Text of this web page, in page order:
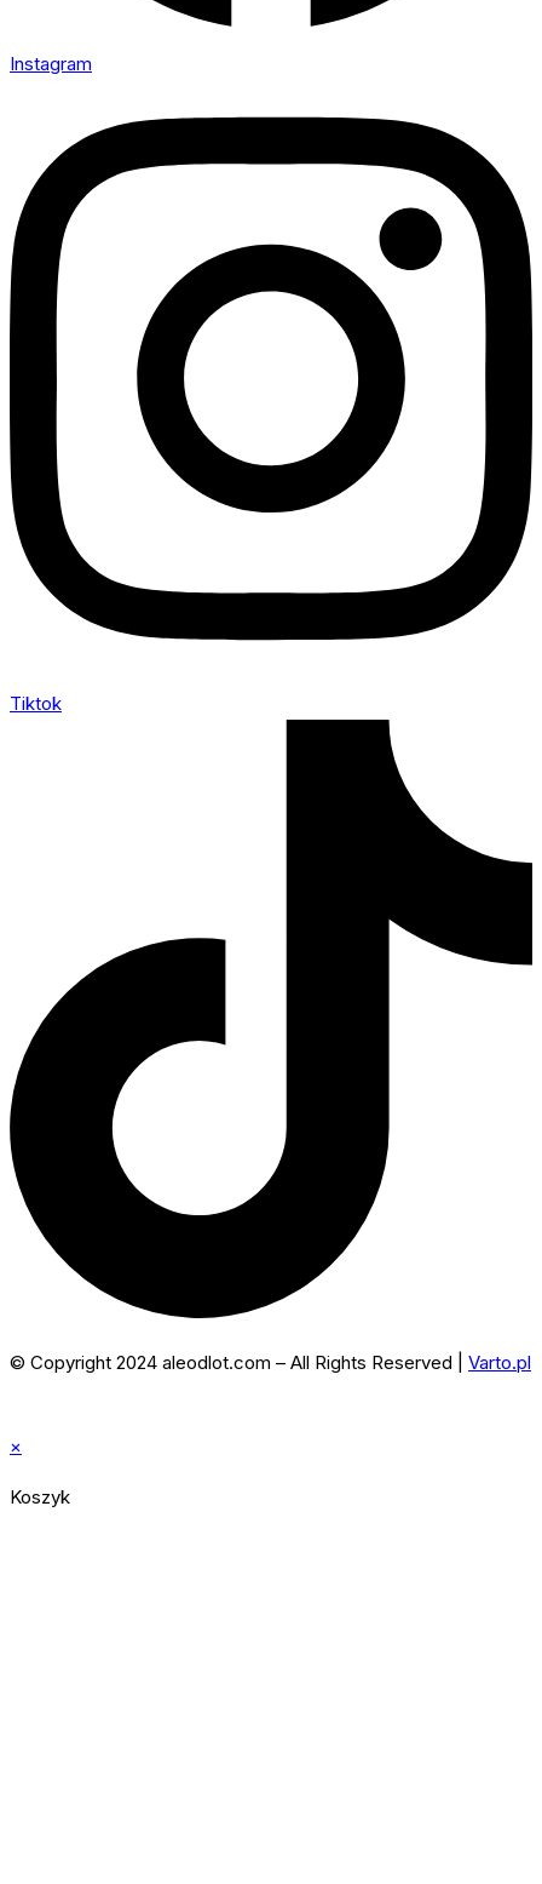
Instagram
Tiktok
© Copyright 2024 aleodlot.com – All Rights Reserved | Varto.pl
×
Koszyk